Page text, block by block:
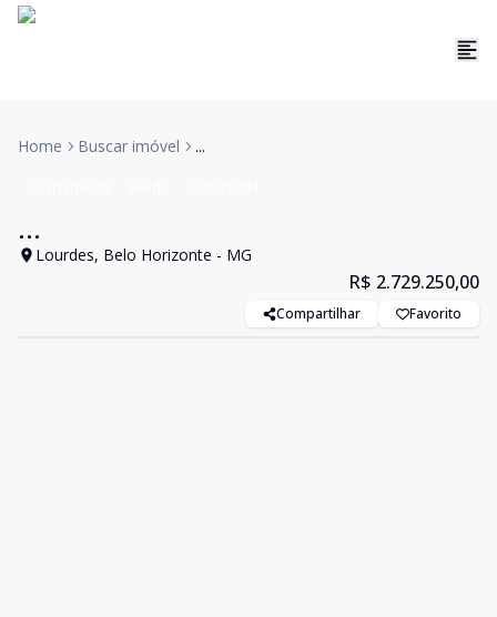
Home Buscar imóvel ...
...
Lourdes, Belo Horizonte - MG
R$ 2.729.250,00
Compartilhar Favorito